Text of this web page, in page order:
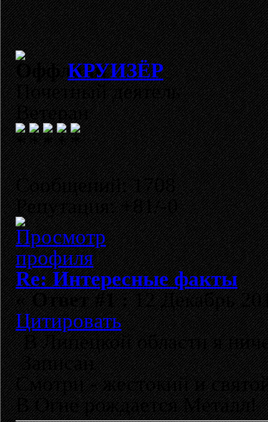
КРУИЗЁР
Почетный деятель
Ветеран
Сообщений: 1708
Репутация: +81/-0
Re: Интересные факты
«Ответ #1 :12 Декабрь
Цитировать
В Липецкой области я
Записан
Смотри - жестокий и
В Огне рождается Металл!